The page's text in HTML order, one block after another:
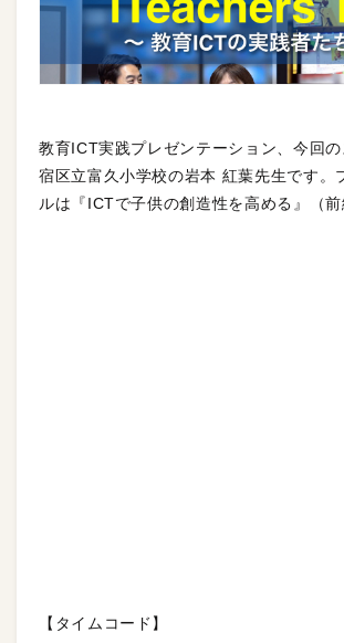
教育ICT実践プレゼンテーション、今回
宿区立富久小学校の岩本 紅葉先生です。
ルは『ICTで子供の創造性を高める』（前
【タイムコード】